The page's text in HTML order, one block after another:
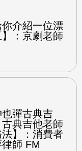
你介紹一位漂
：京劇老師
也彈古典吉
典吉他老師
】：消費者
師 FM